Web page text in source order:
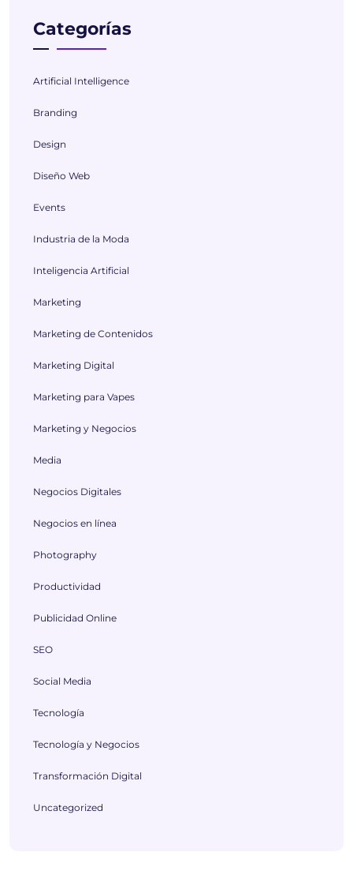
Categorías
Artificial Intelligence
Branding
Design
Diseño Web
Events
Industria de la Moda
Inteligencia Artificial
Marketing
Marketing de Contenidos
Marketing Digital
Marketing para Vapes
Marketing y Negocios
Media
Negocios Digitales
Negocios en línea
Photography
Productividad
Publicidad Online
SEO
Social Media
Tecnología
Tecnología y Negocios
Transformación Digital
Uncategorized